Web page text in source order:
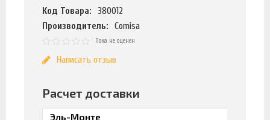
Код Товара:
380012
Производитель:
Comisa
Пока не оценен
Написать отзыв
Расчет доставки